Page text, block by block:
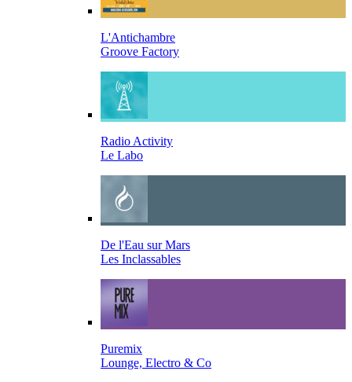
L'Antichambre
Groove Factory
Radio Activity
Le Labo
De l'Eau sur Mars
Les Inclassables
Puremix
Lounge, Electro & Co